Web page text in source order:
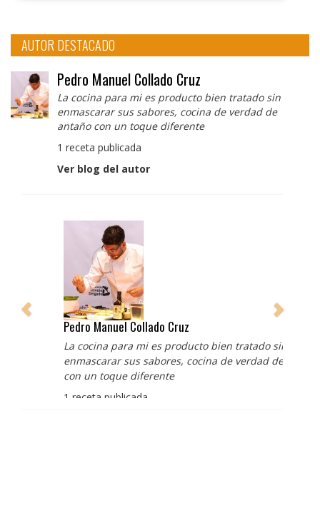
AUTOR DESTACADO
Pedro Manuel Collado Cruz
La cocina para mi es producto bien tratado sin
enmascarar sus sabores, cocina de verdad de
antaño con un toque diferente
1 receta publicada
Ver blog del autor
Pedro Manuel Collado Cruz
La cocina para mi es producto bien tratado sin
enmascarar sus sabores, cocina de verdad de antaño
con un toque diferente
1 receta publicada